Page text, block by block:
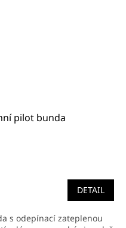
pilot bunda
DETAIL
s odepínací zateplenou